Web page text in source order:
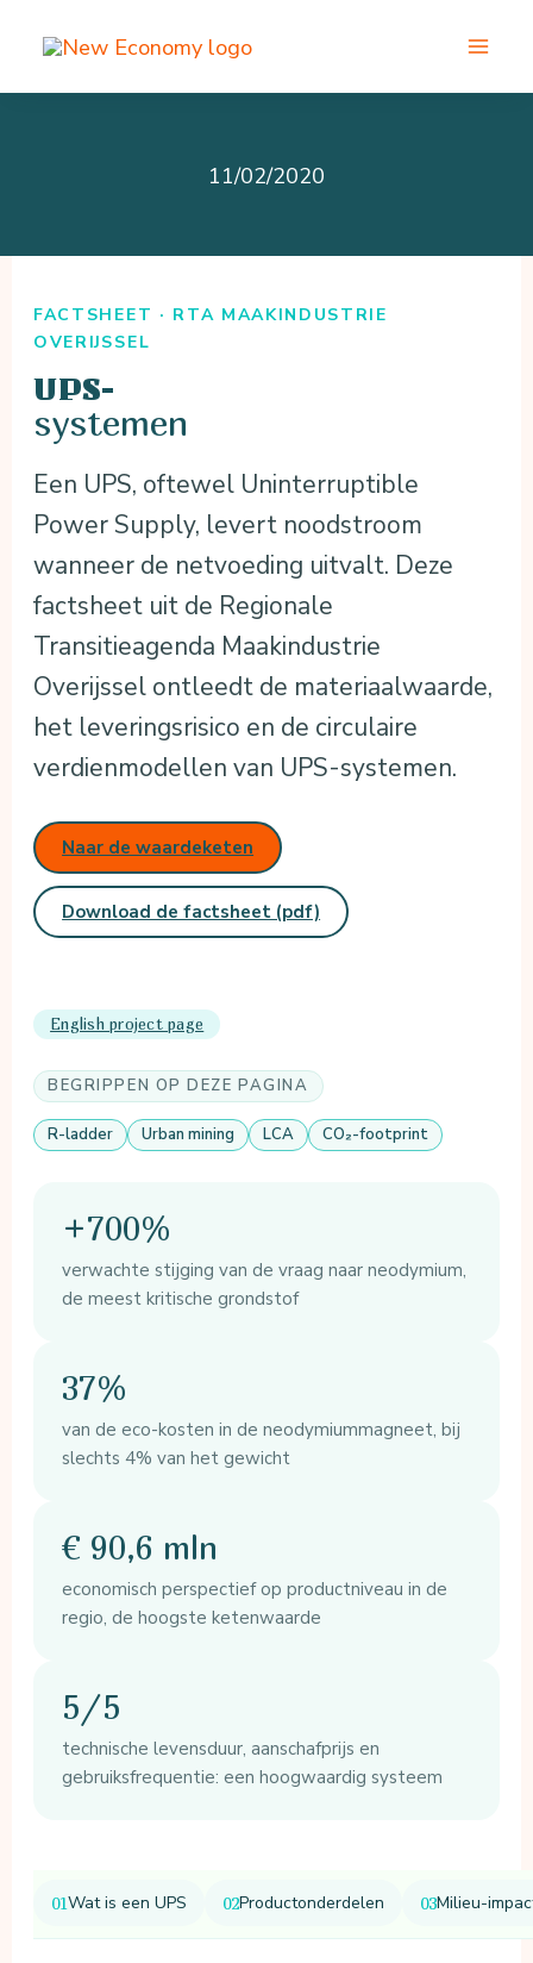
de
11/02/2020
FACTSHEET · RTA MAAKINDUSTRIE
OVERIJSSEL
UPS-
systemen
Een UPS, oftewel Uninterruptible
Power Supply, levert noodstroom
wanneer de netvoeding uitvalt. Deze
factsheet uit de Regionale
Transitieagenda Maakindustrie
Overijssel ontleedt de materiaalwaarde,
het leveringsrisico en de circulaire
verdienmodellen van UPS-systemen.
Naar de waardeketen
Download de factsheet (pdf)
English project page
BEGRIPPEN OP DEZE PAGINA
R-ladder Urban mining LCA CO₂-footprint
+700%
verwachte stijging van de vraag naar neodymium,
de meest kritische grondstof
37%
van de eco-kosten in de neodymiummagneet, bij
slechts 4% van het gewicht
€ 90,6 mln
economisch perspectief op productniveau in de
regio, de hoogste ketenwaarde
5/5
technische levensduur, aanschafprijs en
gebruiksfrequentie: een hoogwaardig systeem
Wat is een UPS Productonderdelen Milieu-